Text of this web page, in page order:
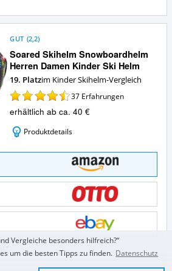
Soared Skihelm Snowboardhelm
Herren Damen Kinder Ski Helm
GUT (2,2)
19. Platzim Kinder Skihelm-Vergleich
37 Erfahrungen
erhältlich ab ca. 40 €
Produktdetails
Vergleiche besonders hilfreich?“
um die besten Tipps zu finden. Datenschutz